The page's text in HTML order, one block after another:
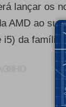
lançar os
AMD ao
da família